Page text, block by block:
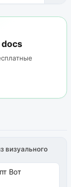
docs
визуального
Вот